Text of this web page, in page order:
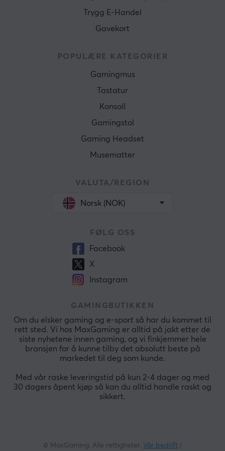
Trygg E-Handel
Gavekort
POPULÆRE KATEGORIER
Gamingmus
Tastatur
Konsoll
Gamingstol
Gaming Headset
Musematter
VALUTA/REGION
Norsk (NOK)
FØLG OSS
Facebook
X
Instagram
GAMINGBUTIKKEN
Om du elsker gaming og e-sport så har du kommet til
rett sted. Vi hos MaxGaming er alltid på jakt etter de
siste nyhetene innen gaming, og vi finkjemmer hele
bransjen for å kunne tilby det absolutt beste på
markedet til deg som kunde.
Med vår raske leveringstid på kun 2-4 dager og med
30 dagers åpent kjøp så kan du alltid handle raskt og
sikkert.
© MaxGaming. Alle rettigheter. Vår bedrift